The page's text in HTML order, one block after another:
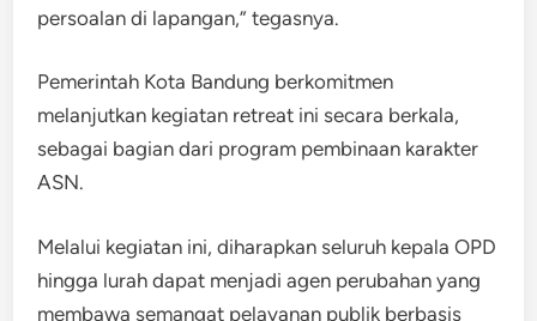
persoalan di lapangan,” tegasnya.
Pemerintah Kota Bandung berkomitmen
melanjutkan kegiatan retreat ini secara berkala,
sebagai bagian dari program pembinaan karakter
ASN.
Melalui kegiatan ini, diharapkan seluruh kepala OPD
hingga lurah dapat menjadi agen perubahan yang
membawa semangat pelayanan publik berbasis